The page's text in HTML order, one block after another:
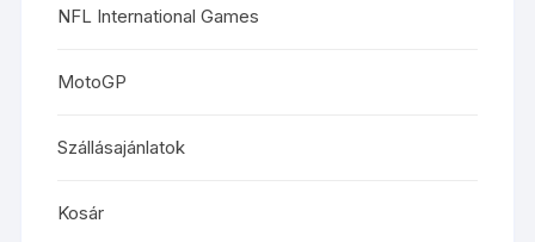
NFL International Games
MotoGP
Szállásajánlatok
Kosár